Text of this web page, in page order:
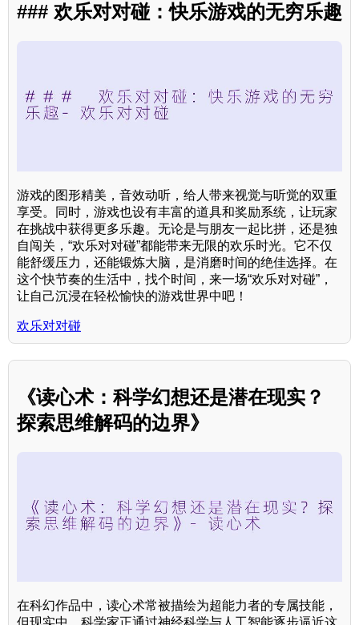
### 欢乐对对碰：快乐游戏的无穷乐趣
游戏的图形精美，音效动听，给人带来视觉与听觉的双重
享受。同时，游戏也设有丰富的道具和奖励系统，让玩家
在挑战中获得更多乐趣。无论是与朋友一起比拼，还是独
自闯关，“欢乐对对碰”都能带来无限的欢乐时光。它不仅
能舒缓压力，还能锻炼大脑，是消磨时间的绝佳选择。在
这个快节奏的生活中，找个时间，来一场“欢乐对对碰”，
让自己沉浸在轻松愉快的游戏世界中吧！
欢乐对对碰
《读心术：科学幻想还是潜在现实？
探索思维解码的边界》
在科幻作品中，读心术常被描绘为超能力者的专属技能，
但现实中，科学家正通过神经科学与人工智能逐步逼近这